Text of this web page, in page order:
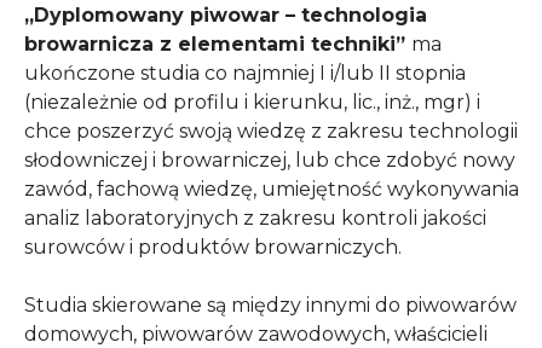
„Dyplomowany piwowar – technologia
browarnicza z elementami techniki” ma
ukończone studia co najmniej I i/lub II stopnia
(niezależnie od profilu i kierunku, lic., inż., mgr) i
chce poszerzyć swoją wiedzę z zakresu technologii
słodowniczej i browarniczej, lub chce zdobyć nowy
zawód, fachową wiedzę, umiejętność wykonywania
analiz laboratoryjnych z zakresu kontroli jakości
surowców i produktów browarniczych.
Studia skierowane są między innymi do piwowarów
domowych, piwowarów zawodowych, właścicieli